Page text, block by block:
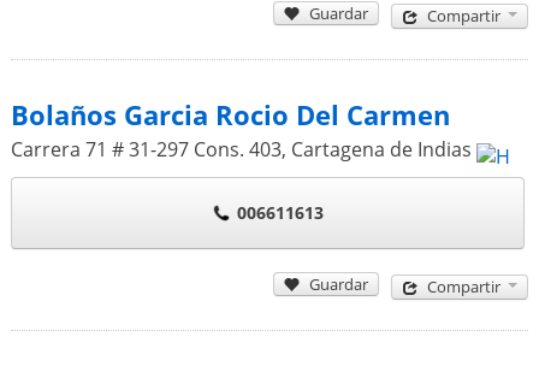
Guardar Compartir
Bolaños Garcia Rocio Del Carmen
Carrera 71 # 31-297 Cons. 403, Cartagena de Indias
006611613
Guardar Compartir